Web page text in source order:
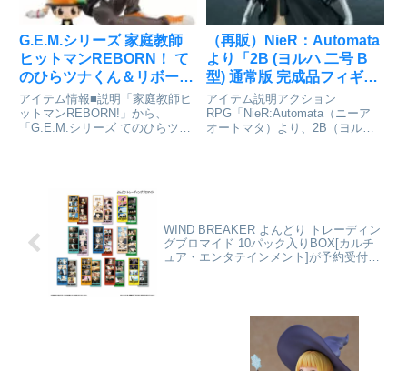
G.E.M.シリーズ 家庭教師
ヒットマンREBORN！ て
のひらツナくん＆リボーン
完成品フィギュア[メガハ
ウス]が予約受付中
アイテム情報■説明「家庭教師ヒ
ットマンREBORN!」から、
「G.E.M.シリーズ てのひらツナ
天野明／集...
（再販）NieR：Automata
より「2B (ヨルハ 二号 B
型) 通常版 完成品フィギュ
ア」が予約受付開始
アイテム説明アクション
RPG「NieR:Automata（ニーア
オートマタ）より、2B（ヨルハ
WIND BREAKER よんどり トレーディン
グブロマイド 10パック入りBOX[カルチ
ュア・エンタテインメント]が予約受付開